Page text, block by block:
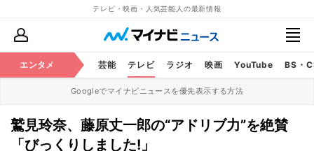
テレビ・映画・人気芸能人の最新情報
エンタメ 芸能 テレビ ラジオ 映画 YouTube BS・
Googleでマイナビニュースを優先表示する方法
鷲見玲奈、藤原丈一郎の“アドリブ力”を絶賛
「びっくりしました!」